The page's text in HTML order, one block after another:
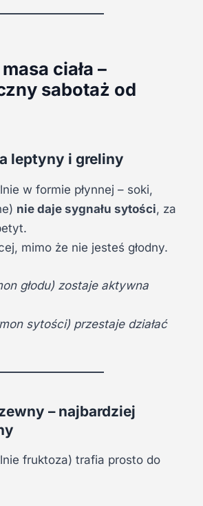
ciała –
sabotaż od
leptyny i greliny
w formie płynnej – soki,
nie daje sygnału sytości, za
mimo że nie jesteś głodny.
głodu) zostaje aktywna
sytości) przestaje działać
– najbardziej
fruktoza) trafia prosto do